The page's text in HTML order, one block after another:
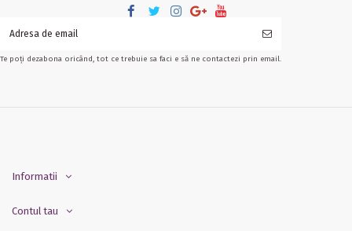
Te poți dezabona oricând, tot ce trebuie sa faci e să ne contactezi prin email.
Informatii
Contul tau